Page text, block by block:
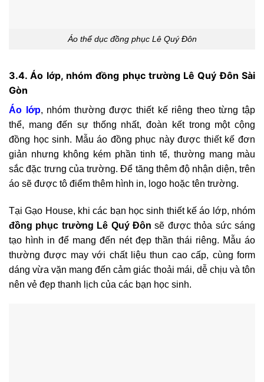
Áo thể dục đồng phục Lê Quý Đôn
3.4. Áo lớp, nhóm đồng phục trường Lê Quý Đôn Sài
Gòn
Áo lớp, nhóm thường được thiết kế riêng theo từng tập
thể, mang đến sự thống nhất, đoàn kết trong một cộng
đồng học sinh. Mẫu áo đồng phục này được thiết kế đơn
giản nhưng không kém phần tinh tế, thường mang màu
sắc đặc trưng của trường. Để tăng thêm độ nhận diện, trên
áo sẽ được tô điểm thêm hình in, logo hoặc tên trường.
Tại Gạo House, khi các bạn học sinh thiết kế áo lớp, nhóm
đồng phục trường Lê Quý Đônsẽ được thỏa sức sáng
tạo hình in để mang đến nét đẹp thần thái riêng. Mẫu áo
thường được may với chất liệu thun cao cấp, cùng form
dáng vừa vặn mang đến cảm giác thoải mái, dễ chịu và tôn
nên vẻ đẹp thanh lịch của các bạn học sinh.